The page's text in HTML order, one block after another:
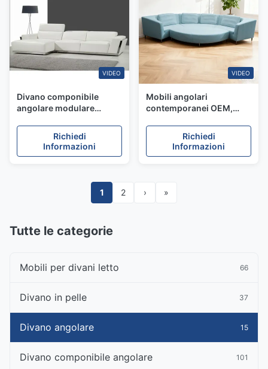
VIDEO
Divano componibile
angolare modulare
a forma di L
Richiedi
Informazioni
VIDEO
Mobili angolari
contemporanei OEM,
componibili, resistenti
alla corrosione
Richiedi
Informazioni
1 2 › »
Tutte le categorie
Mobili per divani letto 66
Divano in pelle 37
Divano angolare 15
Divano componibile angolare 101